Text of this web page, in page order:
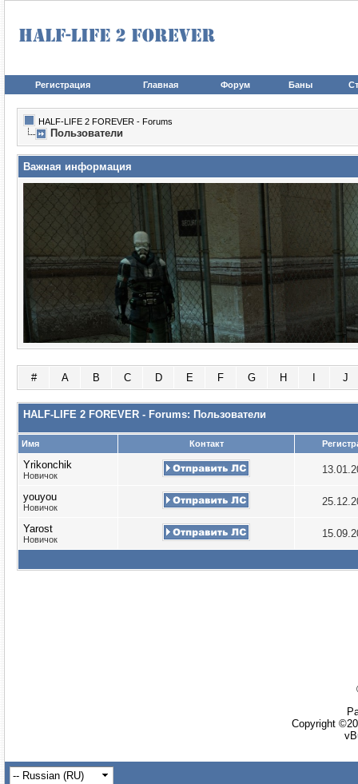
Регистрация Главная Форум Баны
HALF-LIFE 2 FOREVER - Forums
Пользователи
Важная информация
# A B C D E F G H J
HALF-LIFE 2 FOREVER - Forums: Пользователи
Имя Контакт
Yrikonchik
Новичок
youyou
Новичок
Yarost
Новичок
Copyright